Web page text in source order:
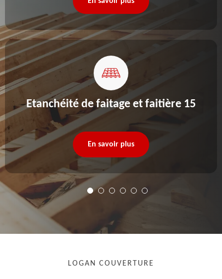
Etanchéité de faitage et faitière 15
En savoir plus
LOGAN COUVERTURE